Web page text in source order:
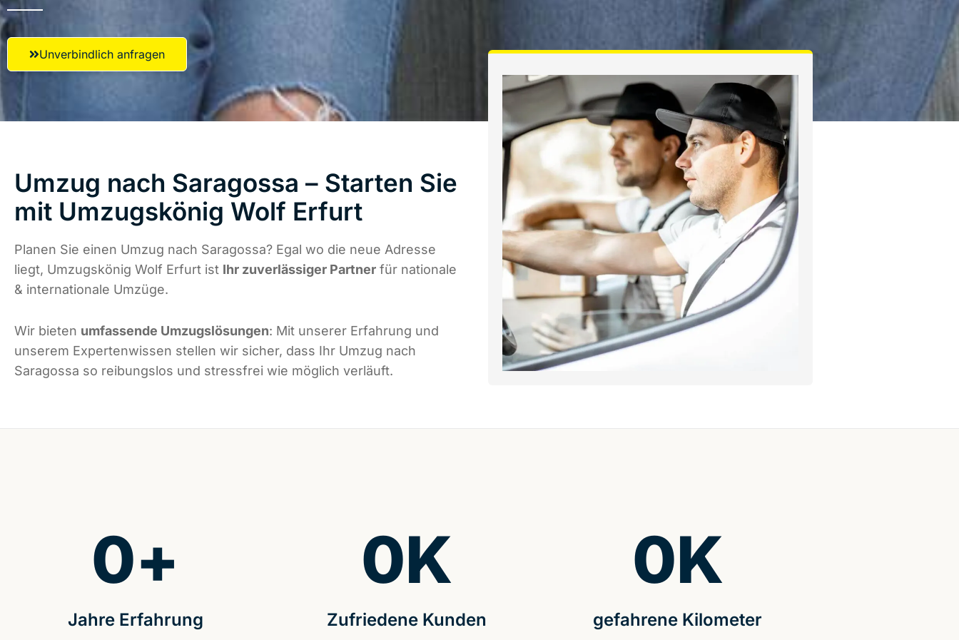
Unverbindlich anfragen
Umzug nach Saragossa – Starten Sie
mit Umzugskönig Wolf Erfurt
Planen Sie einen Umzug nach Saragossa? Egal wo die neue Adresse
liegt, Umzugskönig Wolf Erfurt ist Ihr zuverlässiger Partner für nationale
& internationale Umzüge.
Wir bieten umfassende Umzugslösungen: Mit unserer Erfahrung und
unserem Expertenwissen stellen wir sicher, dass Ihr Umzug nach
Saragossa so reibungslos und stressfrei wie möglich verläuft.
Jahre Erfahrung
0+
Zufriedene Kunden
0K
gefahrene Kilometer
0K